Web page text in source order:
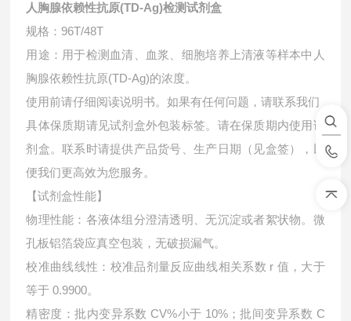
人胸腺依赖性抗原(TD-Ag)检测试剂盒
规格：96T/48T
用途：用于检测血清、血浆、细胞培养上清液等样本中 人
胸腺依赖性抗原(TD-Ag)的浓度。
使用前请仔细阅读说明书。如果有任何问题，请联系我们
具体保质期请见试剂盒外包装标签。请在保质期内使用试
剂盒。联系时请提供产品货号、生产日期（见盒签），以
便我们更高效为您服务。
【试剂盒性能】
物理性能：各液体组分澄清透明、无沉淀或者絮状物。微
孔板铝箔袋应真空包装，无破损漏气。
校准曲线线性：校准品剂量反应曲线相关系数 r 值，大于
等于 0.9900。
精密度：批内变异系数 CV%小于 10%；批间变异系数 C